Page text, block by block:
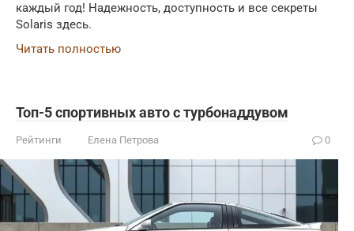
каждый год! Надежность, доступность и все секреты
Solaris здесь.
Читать полностью
Топ-5 спортивных авто с турбонаддувом
Рейтинги Елена Петрова 0